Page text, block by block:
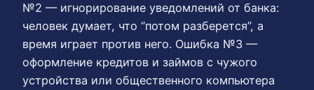
№2 — игнорирование уведомлений от банка:
человек думает, что “потом разберется”, а
время играет против него. Ошибка №3 —
оформление кредитов и займов с чужого
устройства или общественного компьютера